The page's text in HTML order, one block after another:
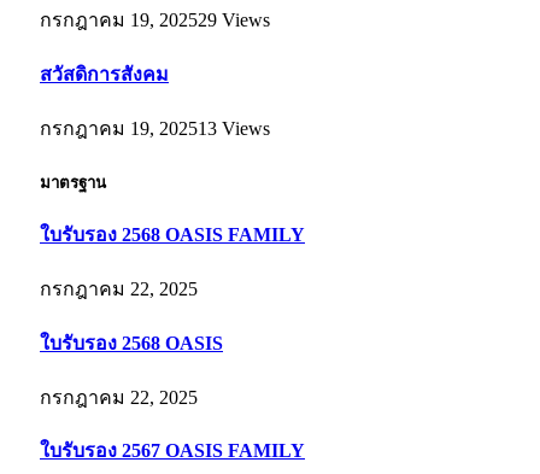
กรกฎาคม 19, 202529 Views
สวัสดิการสังคม
กรกฎาคม 19, 202513 Views
มาตรฐาน
ใบรับรอง 2568 OASIS FAMILY
กรกฎาคม 22, 2025
ใบรับรอง 2568 OASIS
กรกฎาคม 22, 2025
ใบรับรอง 2567 OASIS FAMILY